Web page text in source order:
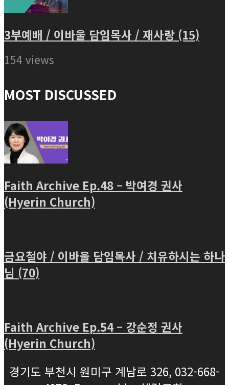
3부예배 / 이바울 담임목사 / 재사랑 (15)
154 views
MOST DISCUSSED
Faith Archive Ep.48 – 박여경 권사
(Hyerin Church)
금요철야 / 이바울 담임목사 / 치유하시는 하나
님 (70)
Faith Archive Ep.54 – 강순정 권사
(Hyerin Church)
경기도 부천시 원미구 계남로 326, 032-668-